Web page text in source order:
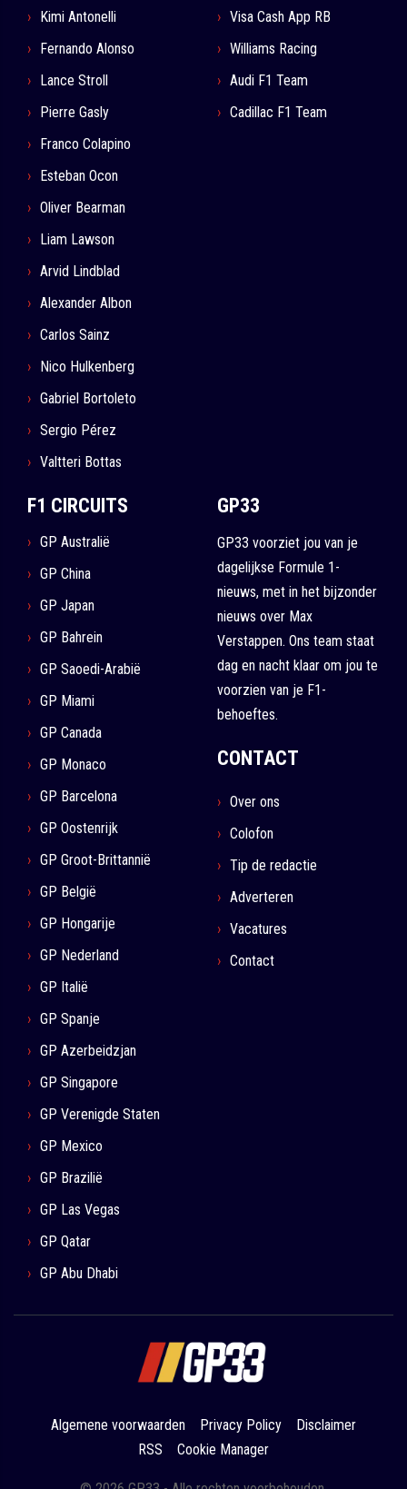
Kimi Antonelli
Fernando Alonso
Lance Stroll
Pierre Gasly
Franco Colapino
Esteban Ocon
Oliver Bearman
Liam Lawson
Arvid Lindblad
Alexander Albon
Carlos Sainz
Nico Hulkenberg
Gabriel Bortoleto
Sergio Pérez
Valtteri Bottas
Visa Cash App RB
Williams Racing
Audi F1 Team
Cadillac F1 Team
F1 CIRCUITS
GP Australië
GP China
GP Japan
GP Bahrein
GP Saoedi-Arabië
GP Miami
GP Canada
GP Monaco
GP Barcelona
GP Oostenrijk
GP Groot-Brittannië
GP België
GP Hongarije
GP Nederland
GP Italië
GP Spanje
GP Azerbeidzjan
GP Singapore
GP Verenigde Staten
GP Mexico
GP Brazilië
GP Las Vegas
GP Qatar
GP Abu Dhabi
GP33
GP33 voorziet jou van je
dagelijkse Formule 1-
nieuws, met in het bijzonder
nieuws over Max
Verstappen. Ons team staat
dag en nacht klaar om jou te
voorzien van je F1-
behoeftes.
CONTACT
Over ons
Colofon
Tip de redactie
Adverteren
Vacatures
Contact
Algemene voorwaarden Privacy Policy
Disclaimer
RSS
Cookie Manager